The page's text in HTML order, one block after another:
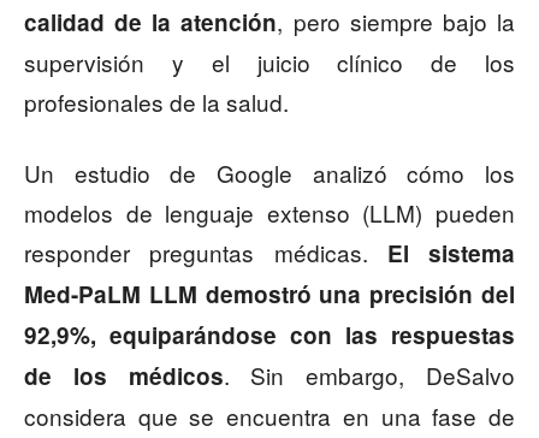
calidad de la atención, pero siempre bajo la
supervisión y el juicio clínico de los
profesionales de la salud.
Un estudio de Google analizó cómo los
modelos de lenguaje extenso (LLM) pueden
responder preguntas médicas. El sistema
Med-PaLM LLM demostró una precisión del
92,9%, equiparándose con las respuestas
de los médicos. Sin embargo, DeSalvo
considera que se encuentra en una fase de